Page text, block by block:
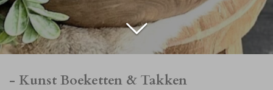
- Kunst Boeketten & Takken